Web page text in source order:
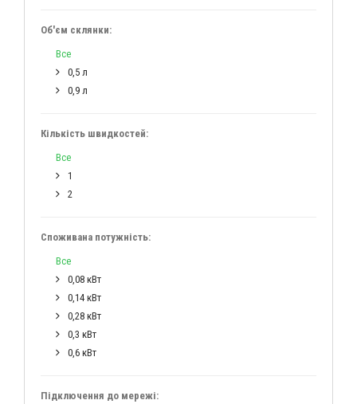
Об'єм склянки:
Все
0,5 л
0,9 л
Кількість швидкостей:
Все
1
2
Споживана потужність:
Все
0,08 кВт
0,14 кВт
0,28 кВт
0,3 кВт
0,6 кВт
Підключення до мережі: